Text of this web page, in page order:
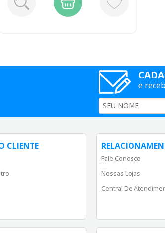
e
CLIENTE
Fale Conosco
Nossas Lojas
Central De